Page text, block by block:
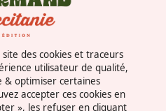
des cookies et traceurs
utilisateur de qualité,
& optimiser certaines
accepter ces cookies en
», les refuser en cliquant